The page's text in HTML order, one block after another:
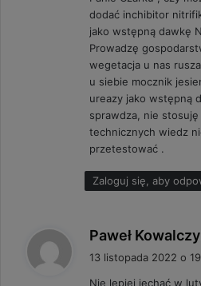
e
:
dodać inchibitor
jako wstępną dawkę
Prowadzę
wegetacja u nas
u siebie mocznik
ureazy jako wstępną
sprawdza, nie
technicznych wiedz
przetestować .
Zaloguj się, aby
Paweł
13 listopada 2022 o
Nie lepiej jechać w